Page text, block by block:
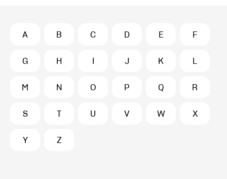
A B C D E F
G H I J K L
M N O P Q R
S T U V W X
Y Z